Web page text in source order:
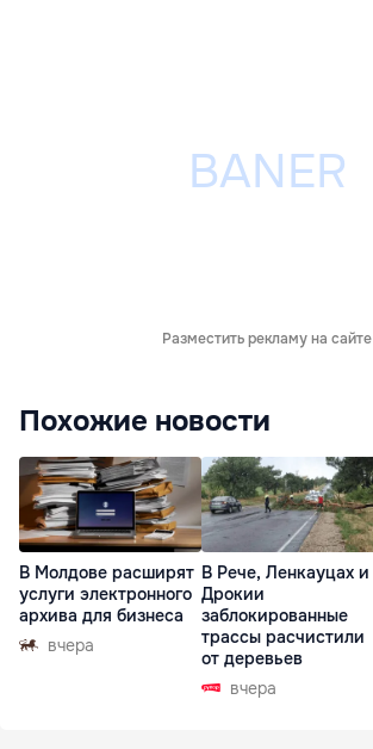
Разместить рекламу на сайте
Похожие новости
В Молдове расширят
услуги электронного
архива для бизнеса
вчера
В Рече, Ленкауцах и
Дрокии
заблокированные
трассы расчистили
от деревьев
вчера